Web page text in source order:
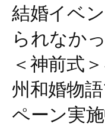
結婚イベ
られなか
＜神前式
州和婚物
ペーン実